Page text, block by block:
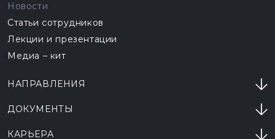
Новости
Статьи сотрудников
Лекции и презентации
Медиа – кит
НАПРАВЛЕНИЯ
ДОКУМЕНТЫ
КАРЬЕРА